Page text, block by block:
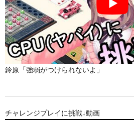
鈴原「強弱がつけられないよ」
チャレンジプレイに挑戦↓動画